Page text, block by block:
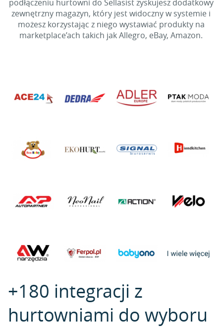
podłączeniu hurtowni do Sellasist zyskujesz dodatkowy
zewnętrzny magazyn, który jest widoczny w systemie i
możesz korzystając z niego wystawiać produkty na
marketplace’ach takich jak Allegro, eBay, Amazon.
+180 integracji z
hurtowniami do wyboru